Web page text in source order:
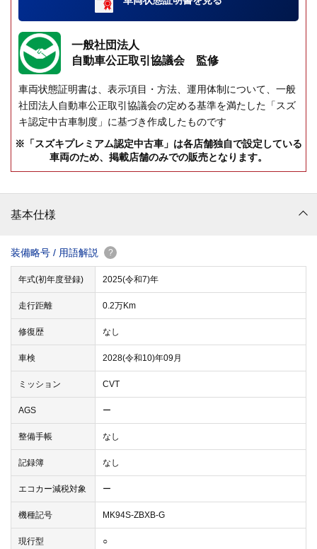
一般社団法人
自動車公正取引協議会 監修
車両状態証明書は、表示項目・方法、運用体制について、一般
社団法人自動車公正取引協議会の定める基準を満たした「スズ
キ認定中古車制度」に基づき作成したものです
※「スズキプレミアム認定中古車」は各店舗独自で設定している
車両のため、掲載店舗のみでの販売となります。
基本仕様
装備略号 / 用語解説 ?
年式(初年度登録) 2025(令和7)年
走行距離 0.2万Km
修復歴 なし
車検 2028(令和10)年09月
ミッション CVT
AGS ー
整備手帳 なし
記録簿 なし
エコカー減税対象 ー
機種記号 MK94S-ZBXB-G
現行型 ○